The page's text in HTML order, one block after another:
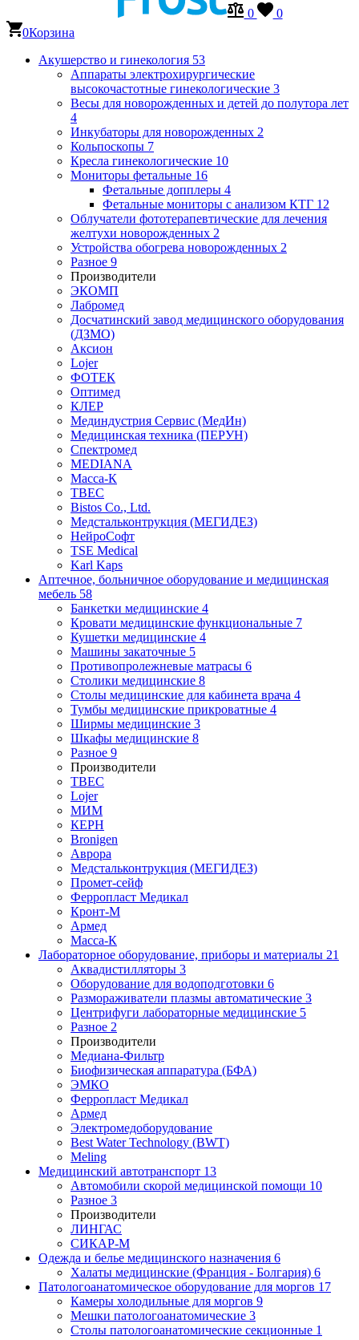
0
0
0Корзина
Акушерство и гинекология 53
Аппараты электрохирургические
высокочастотные гинекологические 3
Весы для новорожденных и детей до полутора лет
4
Инкубаторы для новорожденных 2
Кольпоскопы 7
Кресла гинекологические 10
Мониторы фетальные 16
Фетальные допплеры 4
Фетальные мониторы с анализом КТГ 12
Облучатели фототерапевтические для лечения
желтухи новорожденных 2
Устройства обогрева новорожденных 2
Разное 9
Производители
ЭКОМП
Лабромед
Досчатинский завод медицинского оборудования
(ДЗМО)
Аксион
Lojer
ФОТЕК
Оптимед
КЛЕР
Мединдустрия Сервис (МедИн)
Медицинская техника (ПЕРУН)
Спектромед
MEDIANA
Масса-К
ТВЕС
Bistos Co., Ltd.
Медстальконтрукция (МЕГИДЕЗ)
НейроСофт
TSE Medical
Karl Kaps
Аптечное, больничное оборудование и медицинская
мебель 58
Банкетки медицинские 4
Кровати медицинские функциональные 7
Кушетки медицинские 4
Машины закаточные 5
Противопролежневые матрасы 6
Столики медицинские 8
Столы медицинские для кабинета врача 4
Тумбы медицинские прикроватные 4
Ширмы медицинские 3
Шкафы медицинские 8
Разное 9
Производители
ТВЕС
Lojer
МИМ
КЕРН
Bronigen
Аврора
Медстальконтрукция (МЕГИДЕЗ)
Промет-сейф
Ферропласт Медикал
Кронт-М
Армед
Масса-К
Лабораторное оборудование, приборы и материалы 21
Аквадистилляторы 3
Оборудование для водоподготовки 6
Размораживатели плазмы автоматические 3
Центрифуги лабораторные медицинские 5
Разное 2
Производители
Медиана-Фильтр
Биофизическая аппаратура (БФА)
ЭМКО
Ферропласт Медикал
Армед
Электромедоборудование
Best Water Technology (BWT)
Meling
Медицинский автотранспорт 13
Автомобили скорой медицинской помощи 10
Разное 3
Производители
ЛИНГАС
СИКАР-М
Одежда и белье медицинского назначения 6
Халаты медицинские (Франция - Болгария) 6
Патологоанатомическое оборудование для моргов 17
Камеры холодильные для моргов 9
Мешки патологоанатомические 3
Столы патологоанатомические секционные 1